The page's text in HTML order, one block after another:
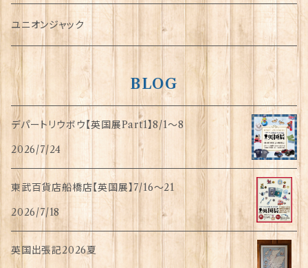
指貫(シンブル)
ユニオンジャック
BLOG
デパートリウボウ【英国展Part1】8/1〜8
2026/7/24
東武百貨店船橋店【英国展】7/16～21
2026/7/18
英国出張記2026夏